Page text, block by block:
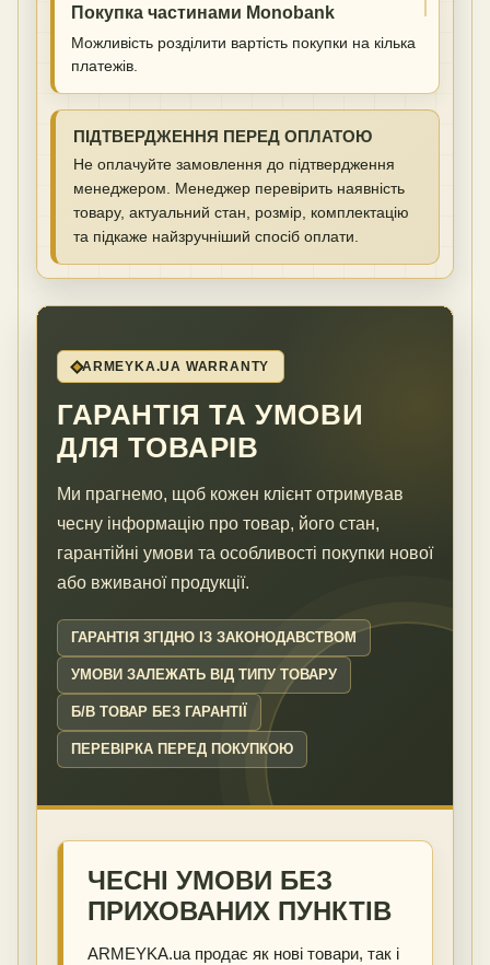
Покупка частинами Monobank
Можливість розділити вартість покупки на кілька
платежів.
ПІДТВЕРДЖЕННЯ ПЕРЕД ОПЛАТОЮ
Не оплачуйте замовлення до підтвердження
менеджером. Менеджер перевірить наявність
товару, актуальний стан, розмір, комплектацію
та підкаже найзручніший спосіб оплати.
ARMEYKA.UA WARRANTY
ГАРАНТІЯ ТА УМОВИ
ДЛЯ ТОВАРІВ
Ми прагнемо, щоб кожен клієнт отримував
чесну інформацію про товар, його стан,
гарантійні умови та особливості покупки нової
або вживаної продукції.
ГАРАНТІЯ ЗГІДНО ІЗ ЗАКОНОДАВСТВОМ
УМОВИ ЗАЛЕЖАТЬ ВІД ТИПУ ТОВАРУ
Б/В ТОВАР БЕЗ ГАРАНТІЇ
ПЕРЕВІРКА ПЕРЕД ПОКУПКОЮ
ЧЕСНІ УМОВИ БЕЗ
ПРИХОВАНИХ ПУНКТІВ
ARMEYKA.ua продає як нові товари, так і